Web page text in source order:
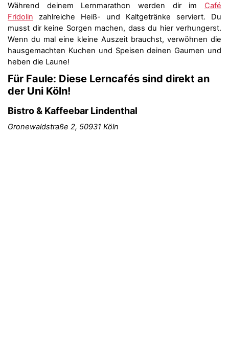
Während deinem Lernmarathon werden dir im Café
Fridolin zahlreiche Heiß- und Kaltgetränke serviert. Du
musst dir keine Sorgen machen, dass du hier verhungerst.
Wenn du mal eine kleine Auszeit brauchst, verwöhnen die
hausgemachten Kuchen und Speisen deinen Gaumen und
heben die Laune!
Für Faule: Diese Lerncafés sind direkt an
der Uni Köln!
Bistro & Kaffeebar Lindenthal
Gronewaldstraße 2, 50931 Köln